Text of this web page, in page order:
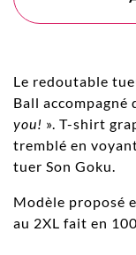
Le redoutable
Ball accompagné
you! ». T-shirt
tremblé en
tuer Son Goku.
Modèle proposé
au 2XL fait en